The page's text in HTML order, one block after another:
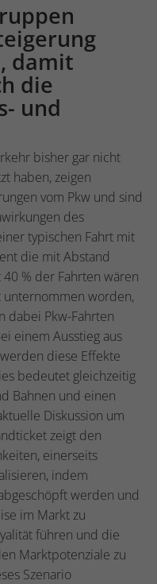
damit
die
und
bisher gar nicht
haben, zeigen
vom Pkw und sind
des
typischen Fahrt mit
die mit Abstand
% der Fahrten wären
unternommen worden,
dabei Pkw-Fahrten
einem Ausstieg aus
diese Effekte
bedeutet gleichzeitig
Bahnen und einen
Diskussion um
zeigt den
einerseits
indem
werden und
im Markt zu
führen und die
Marktpotenziale zu
Szenario